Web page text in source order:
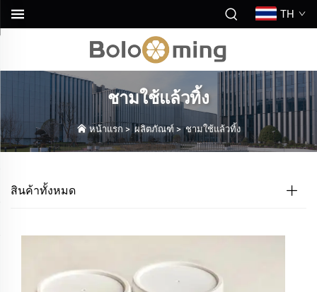
TH
ชามใช้แล้วทิ้ง
หน้าแรก > ผลิตภัณฑ์ >ชามใช้แล้วทิ้ง
สินค้าทั้งหมด